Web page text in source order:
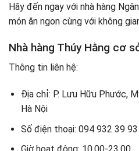
Hãy đến ngay với nhà hàng
món ăn ngon cùng với không
Nhà hàng Thúy Hằng cơ
Thông tin liên hệ:
Địa chỉ: P. Lưu Hữu Phước,
Hà Nội
Số điện thoại: 094 932 39 93